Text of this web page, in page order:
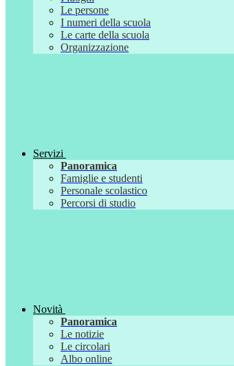
Le persone
I numeri della scuola
Le carte della scuola
Organizzazione
Servizi
Panoramica
Famiglie e studenti
Personale scolastico
Percorsi di studio
Novità
Panoramica
Le notizie
Le circolari
Albo online